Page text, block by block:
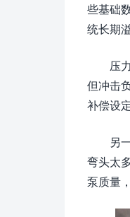
些基础
统长期
压
但冲击
补偿设
另
弯头太
泵质量